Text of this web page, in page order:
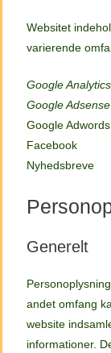
Websitet
varierende
Google Analytics
Google Adsense
Google Adwords
Facebook
Nyhedsbreve
Generelt
andet omfang
website
informationer.